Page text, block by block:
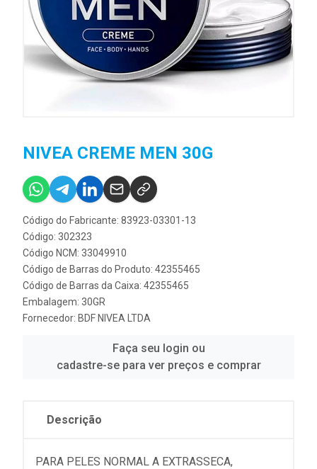
NIVEA CREME MEN 30G
Código do Fabricante: 83923-03301-13
Código: 302323
Código NCM: 33049910
Código de Barras do Produto: 42355465
Código de Barras da Caixa: 42355465
Embalagem: 30GR
Fornecedor: BDF NIVEA LTDA
Faça seu login ou
cadastre-se para ver preços e comprar
Descrição
PARA PELES NORMAL A EXTRASSECA,